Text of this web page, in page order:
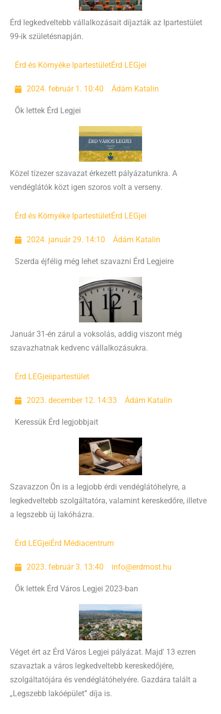
Érd legkedveltebb vállalkozásait díjazták az Ipartestület
99-ik születésnapján.
Érd és Környéke IpartestületÉrd LEGjei
2024. február 1. 10:40 Ádám Katalin
Ők lettek Érd Legjei
Közel tízezer szavazat érkezett pályázatunkra. A
vendéglátók közt igen szoros volt a verseny.
Érd és Környéke IpartestületÉrd LEGjei
2024. január 29. 14:10 Ádám Katalin
Szerda éjfélig még lehet szavazni Érd Legjeire
Január 31-én zárul a voksolás, addig viszont még
szavazhatnak kedvenc vállalkozásukra.
Érd LEGjeiipartestület
2023. december 12. 14:33 Ádám Katalin
Keressük Érd legjobbjait
Szavazzon Ön is a legjobb érdi vendéglátóhelyre, a
legkedveltebb szolgáltatóra, valamint kereskedőre, illetve
a legszebb új lakóházra.
Érd LEGjeiÉrd Médiacentrum
2023. február 3. 13:40 info@erdmost.hu
Ők lettek Érd Város Legjei 2023-ban
Véget ért az Érd Város Legjei pályázat. Majd' 13 ezren
szavaztak a város legkedveltebb kereskedőjére,
szolgáltatójára és vendéglátóhelyére. Gazdára talált a
„Legszebb lakóépület” díja is.